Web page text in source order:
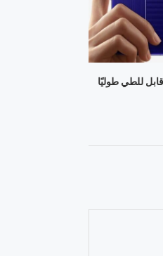
للطي طوليًا